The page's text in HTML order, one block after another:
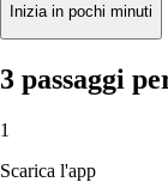
Inizia in pochi minuti
3 passaggi
1
Scarica l'app